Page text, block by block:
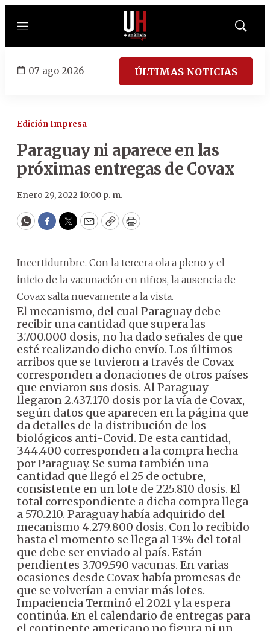
Menú
Mostrar
07 ago 2026 ÚLTIMAS NOTICIAS
Edición Impresa
Paraguay ni aparece en las
próximas entregas de Covax
Enero 29, 2022 10:00 p. m.
WhatsApp
Facebook
Twitter
EmailCopyPrint
Incertidumbre. Con la tercera ola a pleno y el
inicio de la vacunación en niños, la ausencia de
Covax salta nuevamente a la vista.
El mecanismo, del cual Paraguay debe
recibir una cantidad que supera las
3.700.000 dosis, no ha dado señales de que
esté realizando dicho envío. Los últimos
arribos que se tuvieron a través de Covax
corresponden a donaciones de otros países
que enviaron sus dosis. Al Paraguay
llegaron 2.437.170 dosis por la vía de Covax,
según datos que aparecen en la página que
da detalles de la distribución de los
biológicos anti-Covid. De esta cantidad,
344.400 corresponden a la compra hecha
por Paraguay. Se suma también una
cantidad que llegó el 25 de octubre,
consistente en un lote de 225.810 dosis. El
total correspondiente a dicha compra llega
a 570.210. Paraguay había adquirido del
mecanismo 4.279.800 dosis. Con lo recibido
hasta el momento se llega al 13% del total
que debe ser enviado al país. Están
pendientes 3.709.590 vacunas. En varias
ocasiones desde Covax había promesas de
que se volverían a enviar más lotes.
ImpacienciaTerminó el 2021 y la espera
continúa. En el calendario de entregas para